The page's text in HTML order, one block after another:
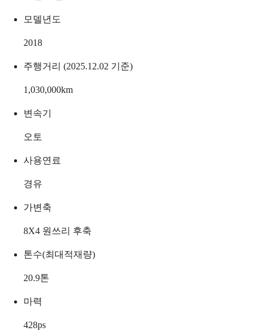
모델년도
2018
주행거리 (2025.12.02 기준)
1,030,000km
변속기
오토
사용연료
경유
가변축
8X4 원쓰리 후축
톤수(최대적재량)
20.9톤
마력
428ps